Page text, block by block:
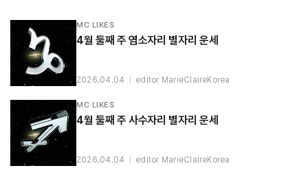
MC LIKES
4월 둘째 주 염소자리 별자리 운세
2026.04.04 editor MarieClaireKorea
MC LIKES
4월 둘째 주 사수자리 별자리 운세
2026.04.04 editor MarieClaireKorea